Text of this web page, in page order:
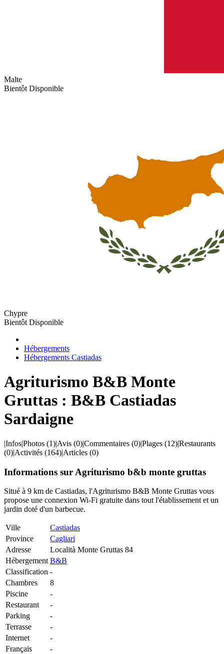
Malte
Bientôt Disponible
Chypre
Bientôt Disponible
Hébergements
Hébergements Castiadas
Agriturismo B&B Monte
Gruttas : B&B Castiadas
Sardaigne
|Infos|Photos (1)|Avis (0)|Commentaires (0)|Plages (12)|Restaurants
(0)|Activités (164)|Articles (0)
Informations sur Agriturismo b&b monte gruttas
Situé à 9 km de Castiadas, l'Agriturismo B&B Monte Gruttas vous
propose une connexion Wi-Fi gratuite dans tout l'établissement et un
jardin doté d'un barbecue.
Ville
Castiadas
Province
Cagliari
Adresse
Località Monte Gruttas 84
Hébergement B&B
Classification -
Chambres
8
Piscine
-
Restaurant
-
Parking
-
Terrasse
-
Internet
-
Français
-